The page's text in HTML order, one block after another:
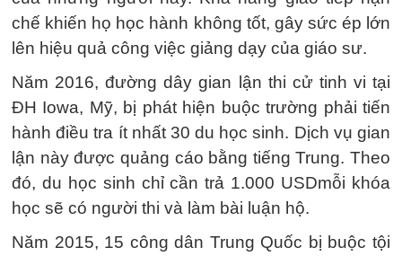
chế khiến họ học hành không tốt, gây sức ép lớn
lên hiệu quả công việc giảng dạy của giáo sư.
Năm 2016, đường dây gian lận thi cử tinh vi tại
ĐH Iowa, Mỹ, bị phát hiện buộc trường phải tiến
hành điều tra ít nhất 30 du học sinh. Dịch vụ gian
lận này được quảng cáo bằng tiếng Trung. Theo
đó, du học sinh chỉ cần trả 1.000 USDmỗi khóa
học sẽ có người thi và làm bài luận hộ.
Năm 2015, 15 công dân Trung Quốc bị buộc tội